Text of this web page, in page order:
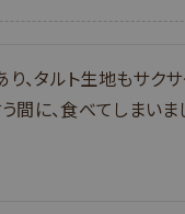
、タルト生地もサクサ
間に、食べてしまいま